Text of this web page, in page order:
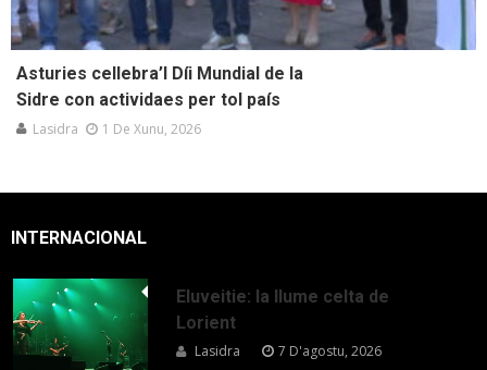
Asturies cellebra’l Díi Mundial de la
Sidre con actividaes per tol país
Lasidra 1 De Xunu, 2026
INTERNACIONAL
Eluveitie: la llume celta de
Lorient
Lasidra 7 D'agostu, 2026